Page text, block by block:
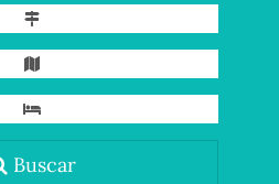
Buscar